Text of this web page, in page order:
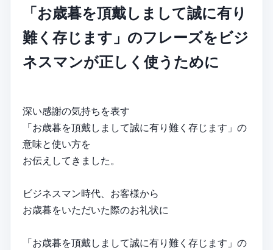
「お歳暮を頂戴しまして誠に有り
難く存じます」のフレーズをビジ
ネスマンが正しく使うために
深い感謝の気持ちを表す
「お歳暮を頂戴しまして誠に有り難く存じます」の
意味と使い方を
お伝えしてきました。
ビジネスマン時代、お客様から
お歳暮をいただいた際のお礼状に
「お歳暮を頂戴しまして誠に有り難く存じます」の